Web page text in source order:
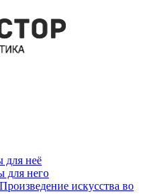
для неё
для него
Произведение искусства во